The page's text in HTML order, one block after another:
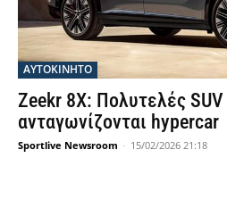
ΑΥΤΟΚΙΝΗΤΟ
Zeekr 8X: Πολυτελές
ανταγωνίζονται hypercar
Sportlive Newsroom - 15/02/2026 21:18